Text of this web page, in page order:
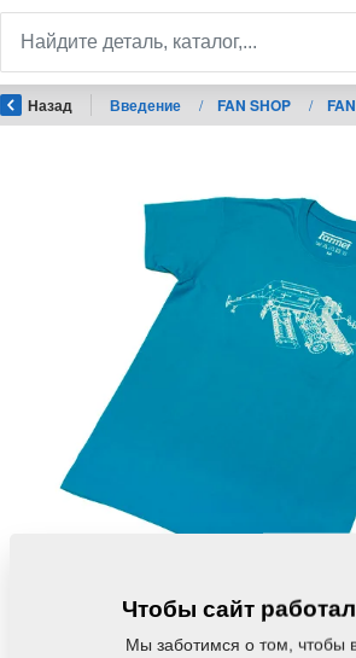
Назад Введение / FAN SHOP /
Чтобы сайт
Мы заботимся о том, чтобы